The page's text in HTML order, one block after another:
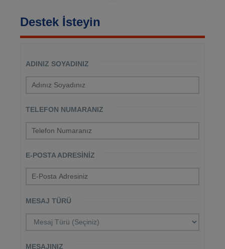
Destek İsteyin
ADINIZ SOYADINIZ
TELEFON NUMARANIZ
E-POSTA ADRESINIZ
MESAJ TÜRÜ
MESAJINIZ